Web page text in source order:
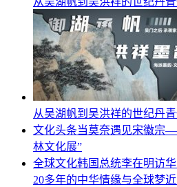
从吴湖帆到吴洪祥的世纪丹
文化头条当莫奈遇见宋徽宗
林文化展”
全球文化韩国总统李在明访
20多年的中华情缘与全球梦近